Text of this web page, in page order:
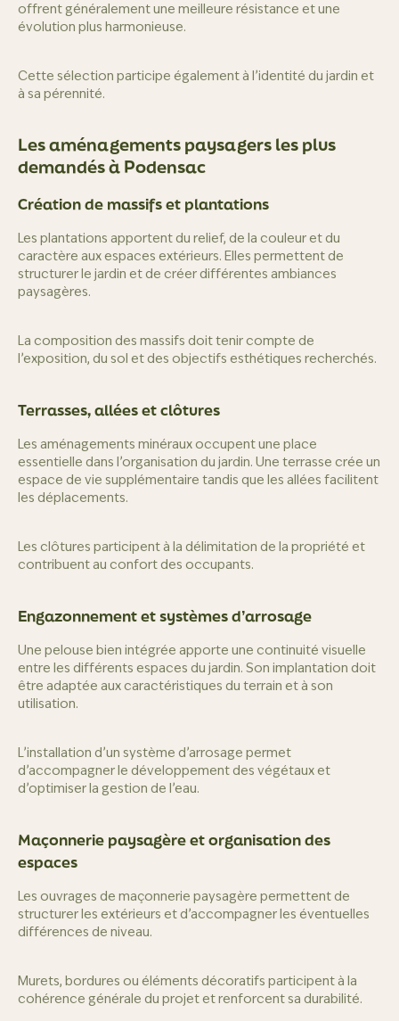
offrent généralement une meilleure résistance et une
évolution plus harmonieuse.
Cette sélection participe également à l’identité du jardin et
à sa pérennité.
Les aménagements paysagers les plus
demandés à Podensac
Création de massifs et plantations
Les plantations apportent du relief, de la couleur et du
caractère aux espaces extérieurs. Elles permettent de
structurer le jardin et de créer différentes ambiances
paysagères.
La composition des massifs doit tenir compte de
l’exposition, du sol et des objectifs esthétiques recherchés.
Terrasses, allées et clôtures
Les aménagements minéraux occupent une place
essentielle dans l’organisation du jardin. Une terrasse crée un
espace de vie supplémentaire tandis que les allées facilitent
les déplacements.
Les clôtures participent à la délimitation de la propriété et
contribuent au confort des occupants.
Engazonnement et systèmes d’arrosage
Une pelouse bien intégrée apporte une continuité visuelle
entre les différents espaces du jardin. Son implantation doit
être adaptée aux caractéristiques du terrain et à son
utilisation.
L’installation d’un système d’arrosage permet
d’accompagner le développement des végétaux et
d’optimiser la gestion de l’eau.
Maçonnerie paysagère et organisation des
espaces
Les ouvrages de maçonnerie paysagère permettent de
structurer les extérieurs et d’accompagner les éventuelles
différences de niveau.
Murets, bordures ou éléments décoratifs participent à la
cohérence générale du projet et renforcent sa durabilité.